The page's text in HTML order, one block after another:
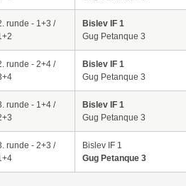
runde - 1+3 /
Bislev IF 1
Gug Petanque 3
runde - 2+4 /
Bislev IF 1
Gug Petanque 3
runde - 1+4 /
Bislev IF 1
Gug Petanque 3
runde - 2+3 /
Bislev IF 1
Gug Petanque 3